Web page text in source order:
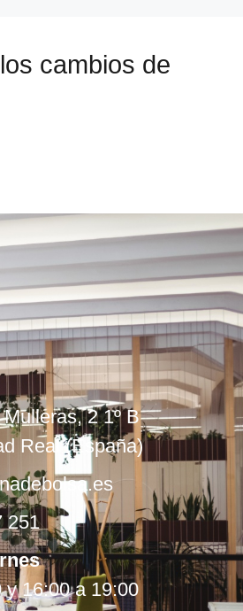
cambios de
2 1º B
Real (España)
251
y 16:00 a 19:00